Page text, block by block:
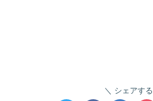
シェアする